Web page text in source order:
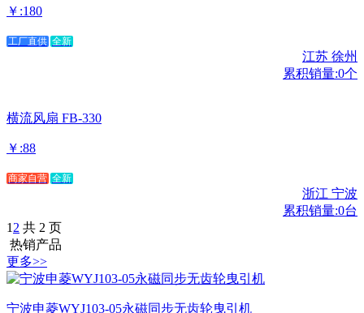
￥:180
工厂直供 全新
江苏 徐州
累积销量:0个
横流风扇 FB-330
￥:88
商家自营 全新
浙江 宁波
累积销量:0台
1 2 共 2 页
热销产品
更多>>
宁波申菱WYJ103-05永磁同步无齿轮曳引机